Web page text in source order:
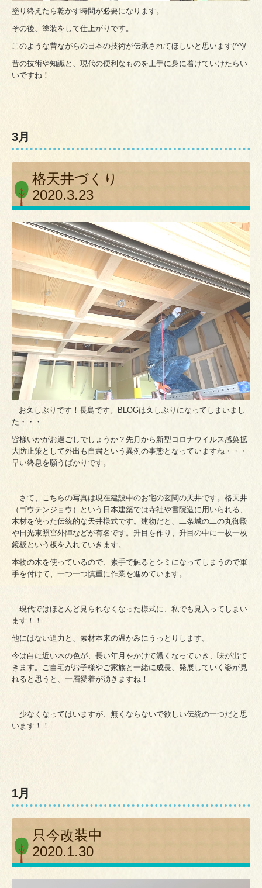
塗り終えたら乾かす時間が必要になります。
その後、塗装をして仕上がりです。
このような昔ながらの日本の技術が伝承されてほしいと思います(^^)/
昔の技術や知識と、現代の便利なものを上手に身に着けていけたらい
いですね！
3月
格天井づくり
2020.3.23
お久しぶりです！長島です。BLOGは久しぶりになってしまいまし
た・・・
皆様いかがお過ごしでしょうか？先月から新型コロナウイルス感染拡
大防止策として外出も自粛という異例の事態となっていますね・・・
早い終息を願うばかりです。
さて、こちらの写真は現在建設中のお宅の玄関の天井です。格天井
（ゴウテンジョウ）という日本建築では寺社や書院造に用いられる、
木材を使った伝統的な天井様式です。建物だと、二条城の二の丸御殿
や日光東照宮外陣などが有名です。升目を作り、升目の中に一枚一枚
鏡板という板を入れていきます。
本物の木を使っているので、素手で触るとシミになってしまうので軍
手を付けて、一つ一つ慎重に作業を進めています。
現代ではほとんど見られなくなった様式に、私でも見入ってしまい
ます！！
他にはない迫力と、素材本来の温かみにうっとりします。
今は白に近い木の色が、長い年月をかけて濃くなっていき、味が出て
きます。ご自宅がお子様やご家族と一緒に成長、発展していく姿が見
れると思うと、一層愛着が湧きますね！
少なくなってはいますが、無くならないで欲しい伝統の一つだと思
います！！
1月
只今改装中
2020.1.30